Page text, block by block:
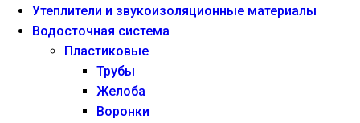
Утеплители и звукоизоляционные материалы
Водосточная система
Пластиковые
Трубы
Желоба
Воронки